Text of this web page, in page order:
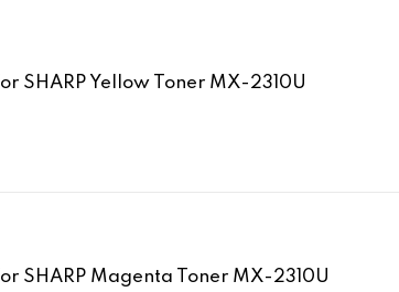
SHARP Yellow Toner MX-2310U
SHARP Magenta Toner MX-2310U